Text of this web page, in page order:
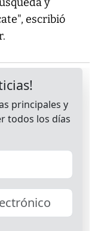
y
escribió